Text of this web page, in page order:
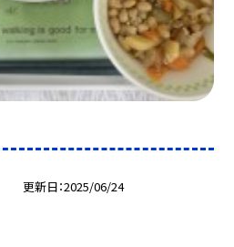
更新日 2025/06/24